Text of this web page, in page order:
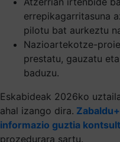
errepikagarritasuna
pilotu bat aurkeztu
Nazioartekotze-
prestatu, gauzatu
baduzu.
Eskabideak 2026ko
ahal izango dira.
informazio guztia
prozedurara sartu.